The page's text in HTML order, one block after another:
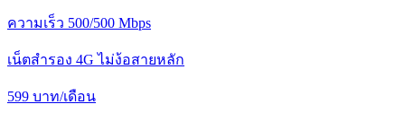
ความเร็ว 500/500 Mbps
เน็ตสำรอง 4G ไม่ง้อสายหลัก
599 บาท/เดือน